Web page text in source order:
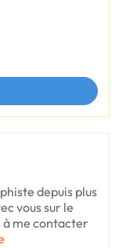
depuis plus
vous sur le
à me contacter